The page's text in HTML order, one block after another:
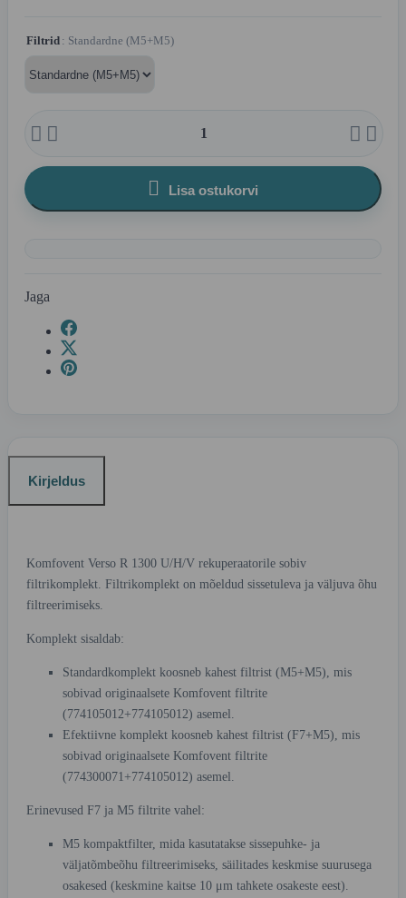
Filtrid : Standardne (M5+M5)
   
 Lisa ostukorvi
Jaga
Kirjeldus
Komfovent Verso R 1300 U/H/V rekuperaatorile sobiv
filtrikomplekt. Filtrikomplekt on mõeldud sissetuleva ja väljuva õhu
filtreerimiseks.
Komplekt sisaldab:
Standardkomplekt koosneb kahest filtrist (M5+M5), mis
sobivad originaalsete Komfovent filtrite
(774105012+774105012) asemel.
Efektiivne komplekt koosneb kahest filtrist (F7+M5), mis
sobivad originaalsete Komfovent filtrite
(774300071+774105012) asemel.
Erinevused F7 ja M5 filtrite vahel:
M5 kompaktfilter, mida kasutatakse sissepuhke- ja
väljatõmbeõhu filtreerimiseks, säilitades keskmise suurusega
osakesed (keskmine kaitse 10 μm tahkete osakeste eest).